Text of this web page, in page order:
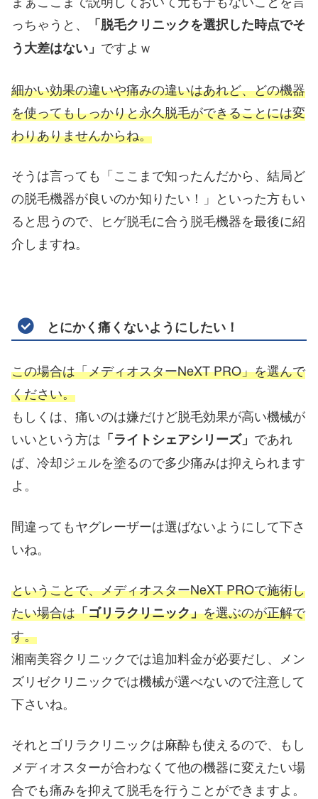
っちゃうと、
「脱毛クリニックを選択した時点でそ
う大差はない」 ですよｗ
細かい効果の違いや痛みの違いはあれど、どの機器
を使ってもしっかりと永久脱毛ができることには変
わりありませんからね。
そうは言っても「ここまで知ったんだから、結局ど
の脱毛機器が良いのか知りたい！」といった方もい
ると思うので、ヒゲ脱毛に合う脱毛機器を最後に紹
介しますね。
とにかく痛くないようにしたい！
この場合は「メディオスターNeXT PRO」を選んで
ください。
もしくは、痛いのは嫌だけど脱毛効果が高い機械が
いいという方は 「ライトシェアシリーズ」 であれ
ば、冷却ジェルを塗るので多少痛みは抑えられます
よ。
間違ってもヤグレーザーは選ばないようにして下さ
いね。
ということで、メディオスターNeXT PROで施術し
たい場合は「ゴリラクリニック」を選ぶのが正解で
す。
湘南美容クリニックでは追加料金が必要だし、メン
ズリゼクリニックでは機械が選べないので注意して
下さいね。
それとゴリラクリニックは麻酔も使えるので、もし
メディオスターが合わなくて他の機器に変えたい場
合でも痛みを抑えて脱毛を行うことができますよ。